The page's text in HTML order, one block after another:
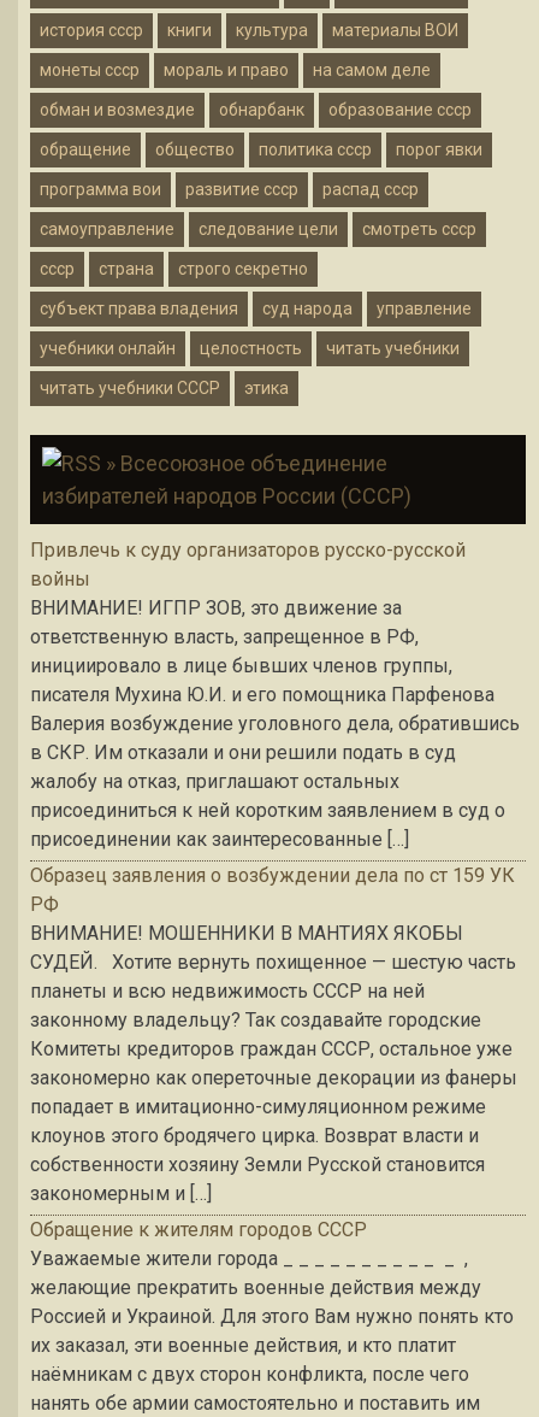
история ссср книги культура материалы ВОИ
монеты ссср мораль и право на самом деле
обман и возмездие обнарбанк образование ссср
обращение общество политика ссср порог явки
программа вои развитие ссср распад ссср
самоуправление следование цели смотреть ссср
ссср страна строго секретно
субъект права владения суд народа управление
учебники онлайн целостность читать учебники
читать учебники СССР этика
» Всесоюзное объединение
избирателей народов России (СССР)
Привлечь к суду организаторов русско-русской
войны
ВНИМАНИЕ! ИГПР ЗОВ, это движение за
ответственную власть, запрещенное в РФ,
инициировало в лице бывших членов группы,
писателя Мухина Ю.И. и его помощника Парфенова
Валерия возбуждение уголовного дела, обратившись
в СКР. Им отказали и они решили подать в суд
жалобу на отказ, приглашают остальных
присоединиться к ней коротким заявлением в суд о
присоединении как заинтересованные […]
Образец заявления о возбуждении дела по ст 159 УК
РФ
ВНИМАНИЕ! МОШЕННИКИ В МАНТИЯХ ЯКОБЫ
СУДЕЙ. Хотите вернуть похищенное — шестую часть
планеты и всю недвижимость СССР на ней
законному владельцу? Так создавайте городские
Комитеты кредиторов граждан СССР, остальное уже
закономерно как опереточные декорации из фанеры
попадает в имитационно-симуляционном режиме
клоунов этого бродячего цирка. Возврат власти и
собственности хозяину Земли Русской становится
закономерным и […]
Обращение к жителям городов СССР
Уважаемые жители города _ _ _ _ _ _ _ _ _ _ _ ,
желающие прекратить военные действия между
Россией и Украиной. Для этого Вам нужно понять кто
их заказал, эти военные действия, и кто платит
наёмникам с двух сторон конфликта, после чего
нанять обе армии самостоятельно и поставить им